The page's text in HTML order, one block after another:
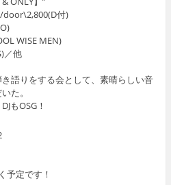
付)
WISE MEN)
／他
語りをする会として、素晴らしい音
た。
もOSG！
予定です！